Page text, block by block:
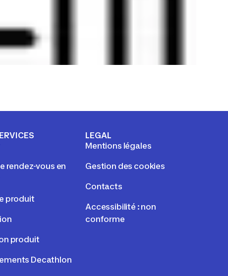
rendez-vous en
produit
produit
Decathlon
LEGAL
Mentions légales
Gestion des cookies
Contacts
Accessibilité : non
conforme